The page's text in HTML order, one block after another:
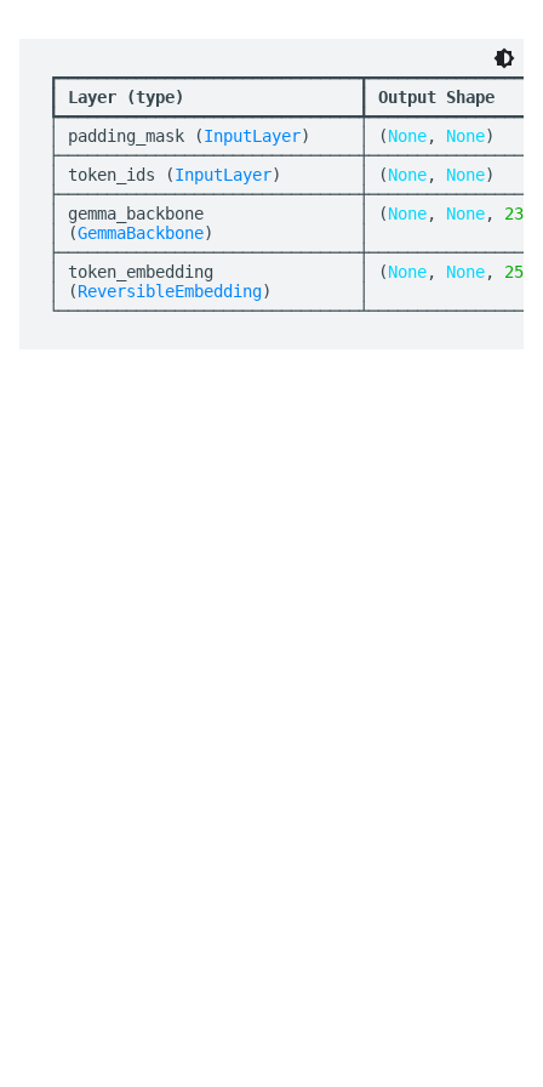
Layer (type)
Output
│ padding_mask (InputLayer)     │ (None, None)
│ token_ids (InputLayer)        │ (None, None)
│ gemma_backbone                │ (None, None, 2304
│ (GemmaBackbone)               │
│ token_embedding               │ (None, None,
│ (ReversibleEmbedding)         │